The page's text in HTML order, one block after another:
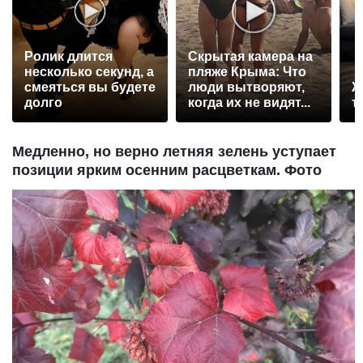
Ролик длится
несколько секунд, а
смеяться вы будете
долго
Скрытая камера на
пляже Крыма: Что
люди вытворяют,
когда их не видят...
Медленно, но верно летняя зелень уступает
позиции ярким осенним расцветкам. Фото